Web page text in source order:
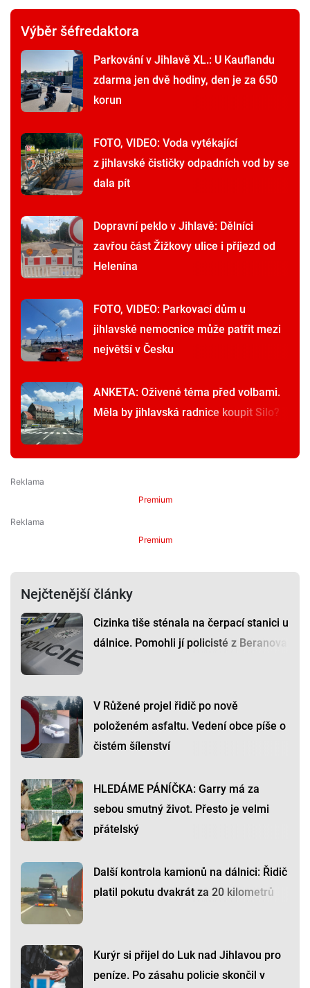
Výběr šéfredaktora
Parkování v Jihlavě XL.: U Kauflandu
zdarma jen dvě hodiny, den je za 650
korun
FOTO, VIDEO: Voda vytékající
z jihlavské čističky odpadních vod by se
dala pít
Dopravní peklo v Jihlavě: Dělníci
zavřou část Žižkovy ulice i příjezd od
Helenína
FOTO, VIDEO: Parkovací dům u
jihlavské nemocnice může patřit mezi
největší v Česku
ANKETA: Oživené téma před volbami.
Měla by jihlavská radnice koupit Silo?
Premium
Premium
Nejčtenější články
Cizinka tiše sténala na čerpací stanici u
dálnice. Pomohli jí policisté z Beranova
V Růžené projel řidič po nově
položeném asfaltu. Vedení obce píše o
čistém šílenství
HLEDÁME PÁNÍČKA: Garry má za
sebou smutný život. Přesto je velmi
přátelský
Další kontrola kamionů na dálnici: Řidič
platil pokutu dvakrát za 20 kilometrů
Kurýr si přijel do Luk nad Jihlavou pro
peníze. Po zásahu policie skončil v